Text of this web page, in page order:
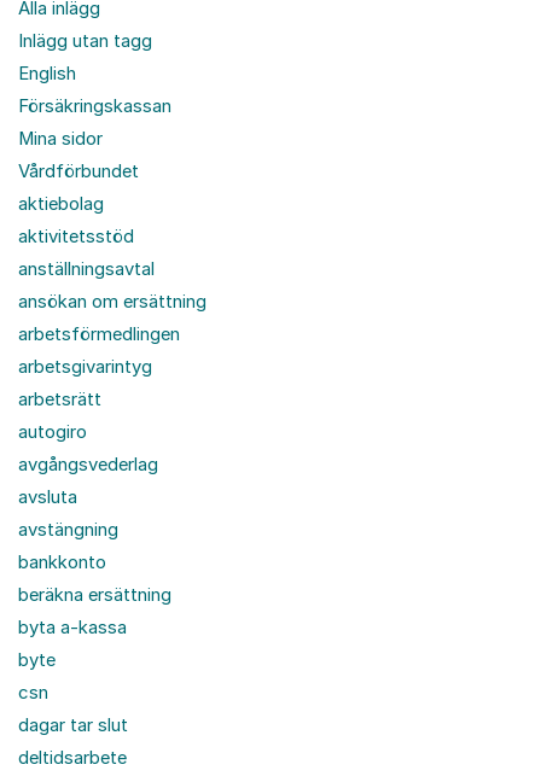
Alla inlägg
Inlägg utan tagg
English
Försäkringskassan
Mina sidor
Vårdförbundet
aktiebolag
aktivitetsstöd
anställningsavtal
ansökan om ersättning
arbetsförmedlingen
arbetsgivarintyg
arbetsrätt
autogiro
avgångsvederlag
avsluta
avstängning
bankkonto
beräkna ersättning
byta a-kassa
byte
csn
dagar tar slut
deltidsarbete